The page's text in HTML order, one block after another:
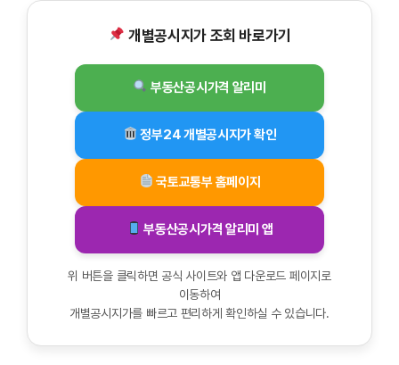
개별공시지가 조회 바로가기
부동산공시가격 알리미
정부24 개별공시지가 확인
국토교통부 홈페이지
부동산공시가격 알리미 앱
위 버튼을 클릭하면 공식 사이트와 앱 다운로드 페이지로
이동하여
개별공시지가를 빠르고 편리하게 확인하실 수 있습니다.